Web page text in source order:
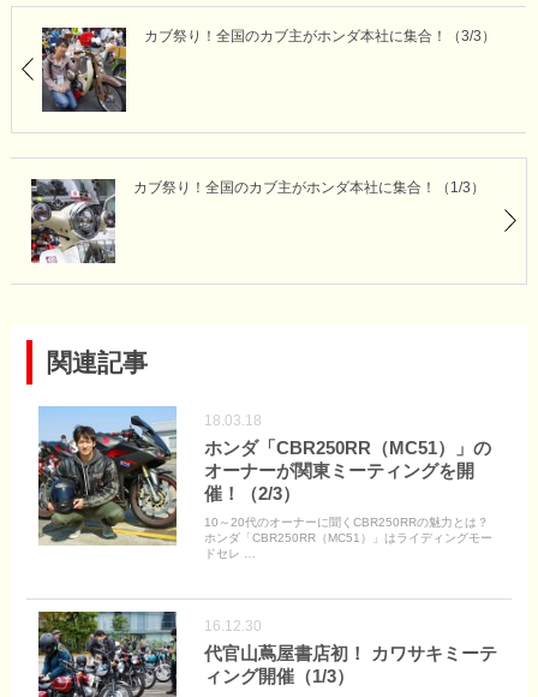
カブ祭り！全国のカブ主がホンダ本社に集合！（3/3）
カブ祭り！全国のカブ主がホンダ本社に集合！（1/3）
関連記事
18.03.18
ホンダ「CBR250RR（MC51）」の
オーナーが関東ミーティングを開
催！（2/3）
10～20代のオーナーに聞くCBR250RRの魅力とは？
ホンダ「CBR250RR（MC51）」はライディングモー
ドセレ …
16.12.30
代官山蔦屋書店初！ カワサキミーテ
ィング開催（1/3）